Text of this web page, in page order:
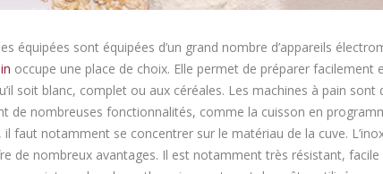
équipées sont équipées d’un grand nombre d’appareils
occupe une place de choix. Elle permet de préparer facilement
soit blanc, complet ou aux céréales. Les machines à pain sont
de nombreuses fonctionnalités, comme la cuisson en
faut notamment se concentrer sur le matériau de la cuve.
de nombreux avantages. Il est notamment très résistant,